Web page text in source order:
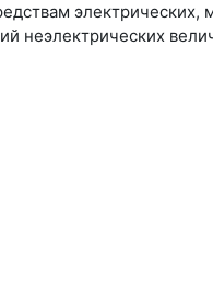
электрических,
неэлектрических